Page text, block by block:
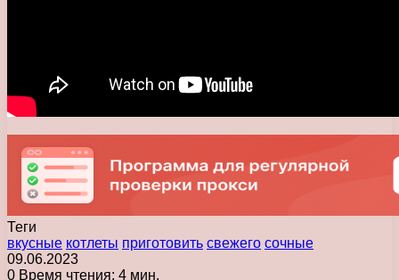
Теги
вкусные котлеты приготовить свежего сочные
09.06.2023
0 Время чтения: 4 мин.